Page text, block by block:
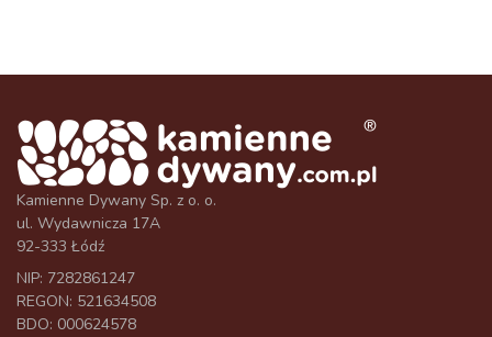
Kamienne Dywany Sp. z o. o.
ul. Wydawnicza 17A
92-333 Łódź
NIP: 7282861247
REGON: 521634508
BDO: 000624578